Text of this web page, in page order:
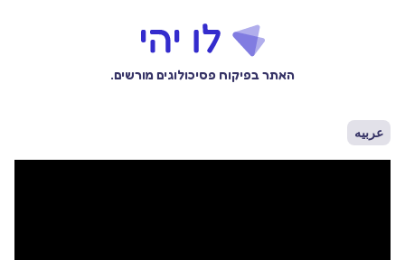
האתר בפיקוח פסיכולוגים מורשים.
عربيه